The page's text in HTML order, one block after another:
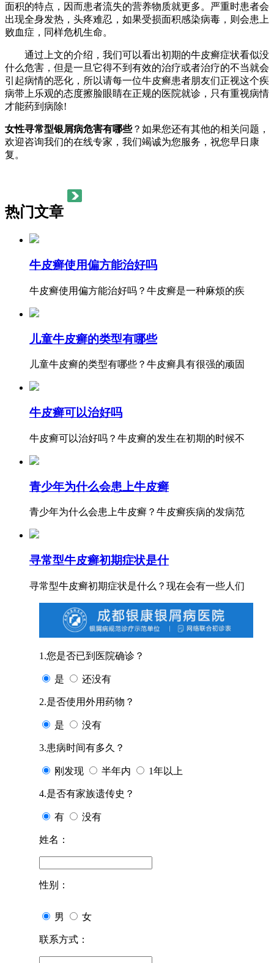
面积的特点，因而患者流失的营养物质就更多。严重时患者会
出现全身发热，头疼难忍，如果受损面积感染病毒，则会患上
败血症，同样危机生命。
通过上文的介绍，我们可以看出初期的牛皮癣症状看似没
什么危害，但是一旦它得不到有效的治疗或者治疗的不当就会
引起病情的恶化，所以请每一位牛皮癣患者朋友们正视这个疾
病带上乐观的态度擦脸眼睛在正规的医院就诊，只有重视病情
才能药到病除!
女性寻常型银屑病危害有哪些？如果您还有其他的相关问题，
欢迎咨询我们的在线专家，我们竭诚为您服务，祝您早日康
复。
热门文章
牛皮癣使用偏方能治好吗
牛皮癣使用偏方能治好吗？牛皮癣是一种麻烦的疾
儿童牛皮癣的类型有哪些
儿童牛皮癣的类型有哪些？牛皮癣具有很强的顽固
牛皮癣可以治好吗
牛皮癣可以治好吗？牛皮癣的发生在初期的时候不
青少年为什么会患上牛皮癣
青少年为什么会患上牛皮癣？牛皮癣疾病的发病范
寻常型牛皮癣初期症状是什
寻常型牛皮癣初期症状是什么？现在会有一些人们
1.您是否已到医院确诊？
是 还没有
2.是否使用外用药物？
是 没有
3.患病时间有多久？
刚发现 半年内 1年以上
4.是否有家族遗传史？
有 没有
姓名：
性别：
男 女
联系方式：